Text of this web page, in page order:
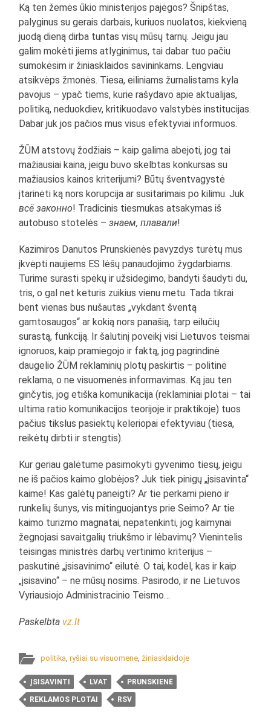
Ką ten žemės ūkio ministerijos pajėgos? Šnipštas,
palyginus su gerais darbais, kuriuos nuolatos, kiekvieną
juodą dieną dirba tuntas visų mūsų tarnų. Jeigu jau
galim mokėti jiems atlyginimus, tai dabar tuo pačiu
sumokėsim ir žiniasklaidos savininkams. Lengviau
atsikvėps žmonės. Tiesa, eiliniams žurnalistams kyla
pavojus – ypač tiems, kurie rašydavo apie aktualijas,
politiką, neduokdiev, kritikuodavo valstybės institucijas.
Dabar juk jos pačios mus visus efektyviai informuos.
ŽŪM atstovų žodžiais – kaip galima abejoti, jog tai
mažiausiai kaina, jeigu buvo skelbtas konkursas su
mažiausios kainos kriterijumi? Būtų šventvagystė
įtarinėti ką nors korupcija ar susitarimais po kilimu. Juk
всё законно! Tradicinis tiesmukas atsakymas iš
autobuso stotelės –знаем, плавали!
Kazimiros Danutos Prunskienės pavyzdys turėtų mus
įkvėpti naujiems ES lėšų panaudojimo žygdarbiams.
Turime surasti spėkų ir užsidegimo, bandyti šaudyti du,
tris, o gal net keturis zuikius vienu metu. Tada tikrai
bent vienas bus nušautas „vykdant šventą
gamtosaugos“ ar kokią nors panašią, tarp eilučių
surastą, funkciją. Ir šalutinį poveikį visi Lietuvos teismai
ignoruos, kaip pramiegojo ir faktą, jog pagrindinė
daugelio ŽŪM reklaminių plotų paskirtis – politinė
reklama, o ne visuomenės informavimas. Ką jau ten
ginčytis, jog etiška komunikacija (reklaminiai plotai – tai
ultima ratio komunikacijos teorijoje ir praktikoje) tuos
pačius tikslus pasiektų keleriopai efektyviau (tiesa,
reikėtų dirbti ir stengtis).
Kur geriau galėtume pasimokyti gyvenimo tiesų, jeigu
ne iš pačios kaimo globėjos? Juk tiek pinigų „įsisavinta“
kaime! Kas galėtų paneigti? Ar tie perkami pieno ir
runkelių šunys, vis mitinguojantys prie Seimo? Ar tie
kaimo turizmo magnatai, nepatenkinti, jog kaimynai
žegnojasi savaitgalių triukšmo ir lėbavimų? Vienintelis
teisingas ministrės darbų vertinimo kriterijus –
paskutinė „įsisavinimo“ eilutė. O tai, kodėl, kas ir kaip
„įsisavino“ – ne mūsų nosims. Pasirodo, ir ne Lietuvos
Vyriausiojo Administracinio Teismo…
Paskelbta vz.lt
politika ,ryšiai su visuomene žiniasklaidoje
ĮSISAVINTI LVAT PRUNSKIENĖ
REKLAMOS PLOTAI RSV